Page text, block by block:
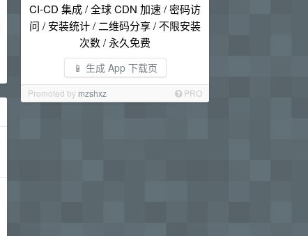
CI-CD 集成 / 全球 CDN 加速 / 密码访
问 / 安装统计 / 二维码分享 / 不限安装
次数 / 永久免费
📱 生成 App 下载页
Promoted by mzshxz PRO